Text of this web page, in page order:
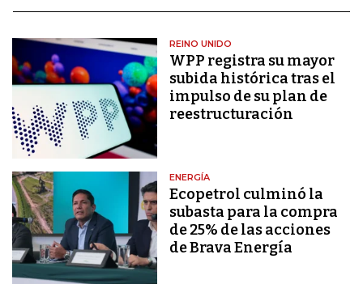
REINO UNIDO
WPP registra su mayor
subida histórica tras el
impulso de su plan de
reestructuración
ENERGÍA
Ecopetrol culminó la
subasta para la compra
de 25% de las acciones
de Brava Energía